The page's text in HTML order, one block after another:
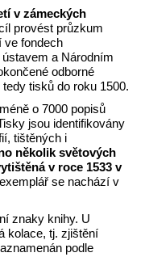
v zámeckých
provést průzkum
ve fondech
a Národním
odborné
tisků do roku 1500.
o 7000 popisů
jsou identifikovány
tištěných i
několik světových
v roce 1533 v
se nachází v
znaky knihy. U
kolace, tj. zjištění
podle